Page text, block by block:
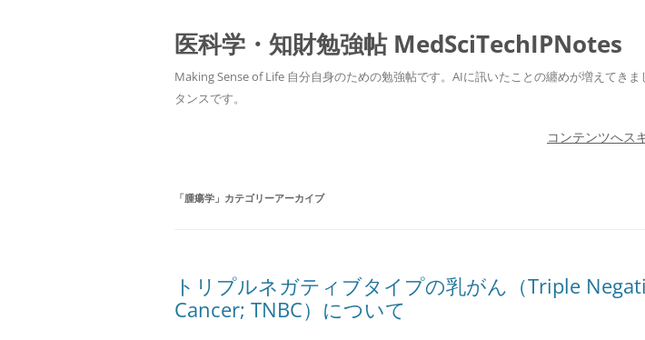
医科学・知財勉強帖 MedSciTechIPNotes
Making Sense of Life 自分自身のための勉強帖です。AIに訊いたことの纏めが増えてき
タンスです。
コンテンツへス
「腫瘍学 」カテゴリーアーカイブ
トリプルネガティブタイプの乳がん（Triple
Cancer; TNBC）について